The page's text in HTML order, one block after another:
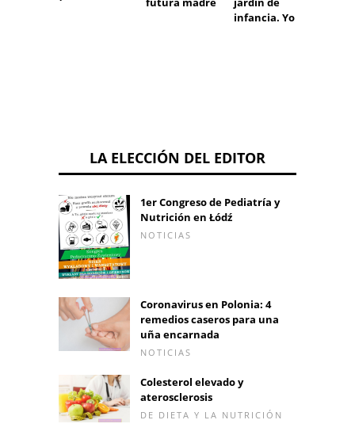
infancia. Yo
LA ELECCIÓN DEL EDITOR
1er Congreso de Pediatría y
Nutrición en Łódź
NOTICIAS
Coronavirus en Polonia: 4
remedios caseros para una
uña encarnada
NOTICIAS
Colesterol elevado y
aterosclerosis
DE DIETA Y LA NUTRICIÓN